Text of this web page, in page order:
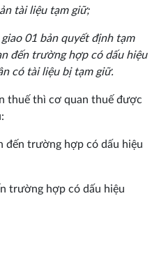
tài liệu tạm giữ;
01 bản quyết định tạm
đến trường hợp có dấu hiệu
có tài liệu bị tạm giữ.
thuế thì cơ quan thuế được
đến trường hợp có dấu hiệu
trường hợp có dấu hiệu